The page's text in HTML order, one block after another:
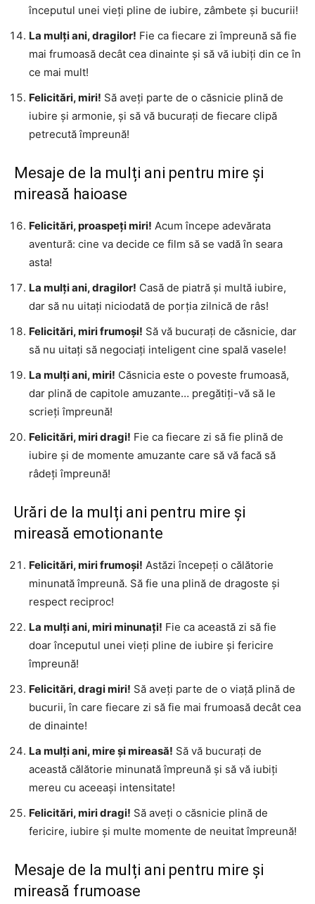
începutul unei vieți pline de iubire, zâmbete și bucurii!
La mulți ani, dragilor! Fie ca fiecare zi împreună să fie
mai frumoasă decât cea dinainte și să vă iubiți din ce în
ce mai mult!
Felicitări, miri! Să aveți parte de o căsnicie plină de
iubire și armonie, și să vă bucurați de fiecare clipă
petrecută împreună!
Mesaje de la mulți ani pentru mire și
mireasă haioase
Felicitări, proaspeți miri! Acum începe adevărata
aventură: cine va decide ce film să se vadă în seara
asta!
La mulți ani, dragilor! Casă de piatră și multă iubire,
dar să nu uitați niciodată de porția zilnică de râs!
Felicitări, miri frumoși! Să vă bucurați de căsnicie, dar
să nu uitați să negociați inteligent cine spală vasele!
La mulți ani, miri! Căsnicia este o poveste frumoasă,
dar plină de capitole amuzante… pregătiți-vă să le
scrieți împreună!
Felicitări, miri dragi! Fie ca fiecare zi să fie plină de
iubire și de momente amuzante care să vă facă să
râdeți împreună!
Urări de la mulți ani pentru mire și
mireasă emotionante
Felicitări, miri frumoși! Astăzi începeți o călătorie
minunată împreună. Să fie una plină de dragoste și
respect reciproc!
La mulți ani, miri minunați! Fie ca această zi să fie
doar începutul unei vieți pline de iubire și fericire
împreună!
Felicitări, dragi miri! Să aveți parte de o viață plină de
bucurii, în care fiecare zi să fie mai frumoasă decât cea
de dinainte!
La mulți ani, mire și mireasă! Să vă bucurați de
această călătorie minunată împreună și să vă iubiți
mereu cu aceeași intensitate!
Felicitări, miri dragi! Să aveți o căsnicie plină de
fericire, iubire și multe momente de neuitat împreună!
Mesaje de la mulți ani pentru mire și
mireasă frumoase